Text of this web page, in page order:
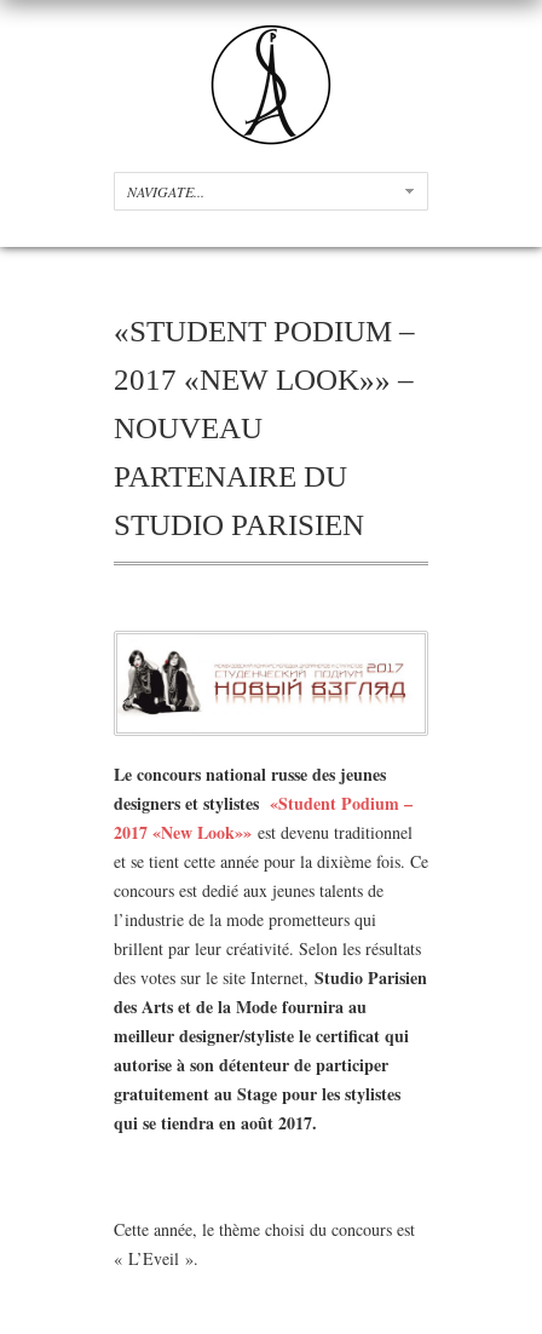
«STUDENT PODIUM –
2017 «NEW LOOK»» –
NOUVEAU
PARTENAIRE DU
STUDIO PARISIEN
Le concours national russe des jeunes
designers et stylistes «Student Podium –
2017 «New Look»» est devenu traditionnel
et se tient cette année pour la dixième fois. Ce
concours est dedié aux jeunes talents de
l’industrie de la mode prometteurs qui
brillent par leur créativité. Selon les résultats
des votes sur le site Internet, Studio Parisien
des Arts et de la Mode fournira au
meilleur designer/styliste le certificat qui
autorise à son détenteur de participer
gratuitement au Stage pour les stylistes
qui se tiendra en août 2017.
Cette année, le thème choisi du concours est
« L’Eveil ».